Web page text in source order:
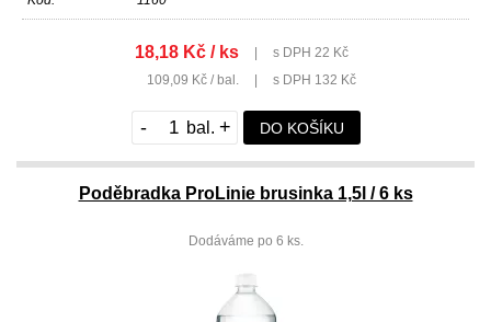
18,18 Kč / ks
s DPH 22 Kč
109,09 Kč / bal.
s DPH 132 Kč
- + DO KOŠÍKU
Poděbradka ProLinie brusinka 1,5l / 6 ks
Dodáváme po 6 ks.